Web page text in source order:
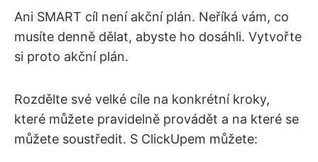
Ani SMART cíl není akční plán. Neříká vám, co
musíte denně dělat, abyste ho dosáhli. Vytvořte
si proto akční plán.
Rozdělte své velké cíle na konkrétní kroky,
které můžete pravidelně provádět a na které se
můžete soustředit. S ClickUpem můžete: